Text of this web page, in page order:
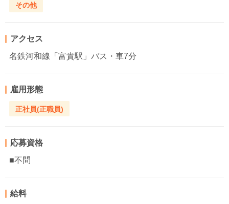
その他
アクセス
名鉄河和線「富貴駅」バス・車7分
雇用形態
正社員(正職員)
応募資格
■不問
給料